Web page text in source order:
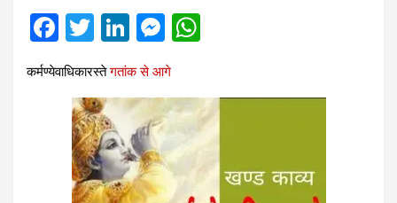
F
a
ce
b
o
o
T
wi
tt
er
Li
n
ke
dI
n
M
es
se
n
g
er
s
A
p
कर्मण्‍येवाधिकारस्‍तेगतांक से आगे